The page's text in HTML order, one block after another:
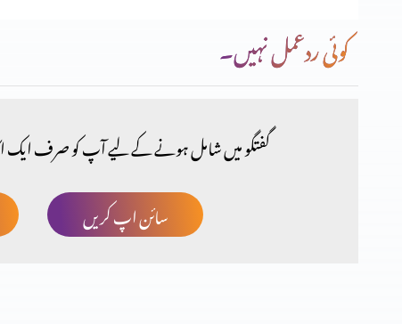
کوئی ردعمل نہیں۔
گفتگو میں شامل ہونے کے لیے آپ کو صرف ایک
سائن اپ کریں